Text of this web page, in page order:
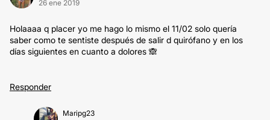
26 ene 2019
Holaaaa q placer yo me hago lo mismo el 11/02 solo quería
saber como te sentiste después de salir d quirófano y en los
días siguientes en cuanto a dolores 🙈
Responder
Maripg23